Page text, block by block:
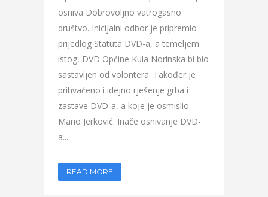
osniva Dobrovoljno vatrogasno
društvo. Inicijalni odbor je pripremio
prijedlog Statuta DVD-a, a temeljem
istog, DVD Općine Kula Norinska bi bio
sastavljen od volontera. Također je
prihvaćeno i idejno rješenje grba i
zastave DVD-a, a koje je osmislio
Mario Jerković. Inače osnivanje DVD-
a...
READ MORE